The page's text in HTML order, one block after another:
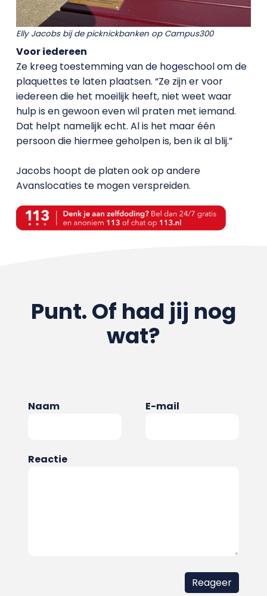
Elly Jacobs bij de picknickbanken op Campus300
Voor iedereen
Ze kreeg toestemming van de hogeschool om de
plaquettes te laten plaatsen. “Ze zijn er voor
iedereen die het moeilijk heeft, niet weet waar
hulp is en gewoon even wil praten met iemand.
Dat helpt namelijk echt. Al is het maar één
persoon die hiermee geholpen is, ben ik al blij.”
Jacobs hoopt de platen ook op andere
Avanslocaties te mogen verspreiden.
Punt. Of had jij nog
wat?
Naam E-mail
Reactie